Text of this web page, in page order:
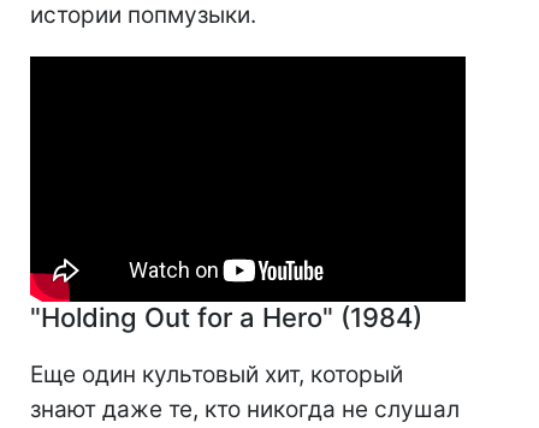
истории попмузыки.
"Holding Out for a Hero" (1984)
Еще один культовый хит, который
знают даже те, кто никогда не слушал